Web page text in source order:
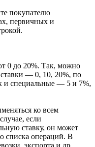
покупателю
первичных и
0 до 20%. Так, можно
— 0, 10, 20%, по
и специальные — 5 и 7%,
ко всем
если
ставку, он может
списка операций. В